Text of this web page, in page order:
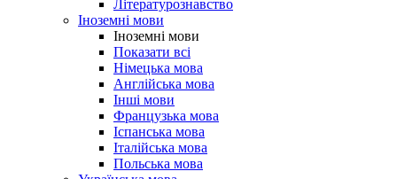
Літературознавство
Іноземні мови
Іноземні мови
Показати всі
Німецька мова
Англійська мова
Інші мови
Французька мова
Іспанська мова
Італійська мова
Польська мова